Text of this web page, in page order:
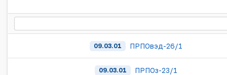
09.03.01 ПРПОвэд-26/1
09.03.01 ПРПОз-23/1